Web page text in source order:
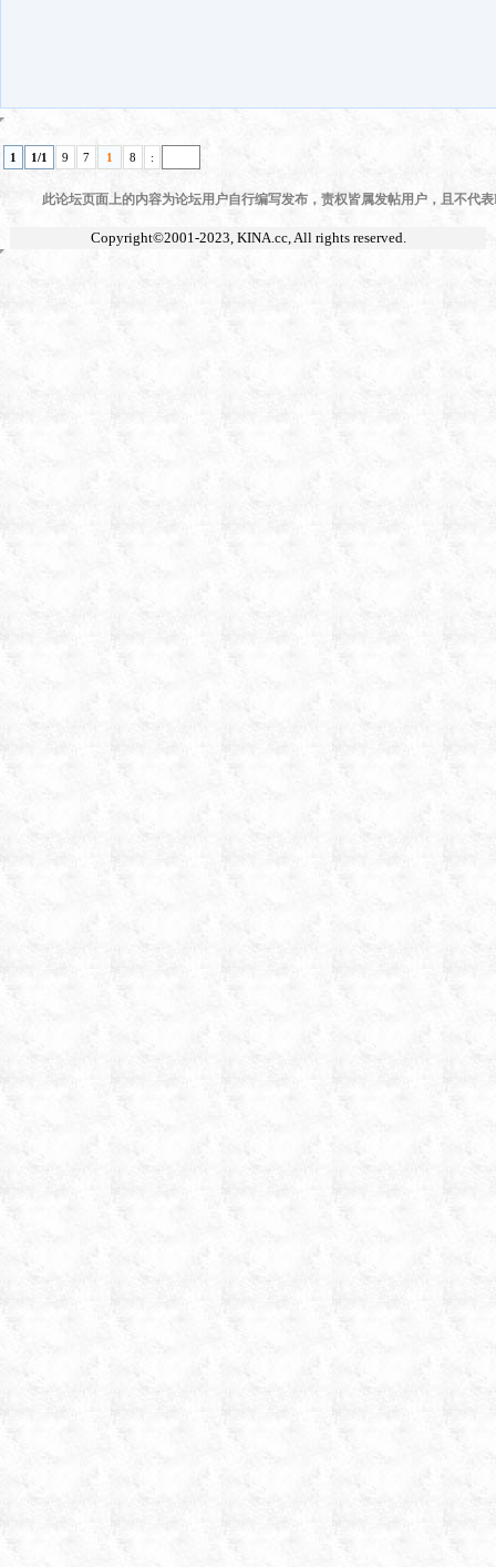
1 1/1 9 7 1 8 :
此论坛页面上的内容为论坛用户自行编写发布，责权皆属发帖用户，且不代
Copyright©2001-2023, KINA.cc, All rights reserved.